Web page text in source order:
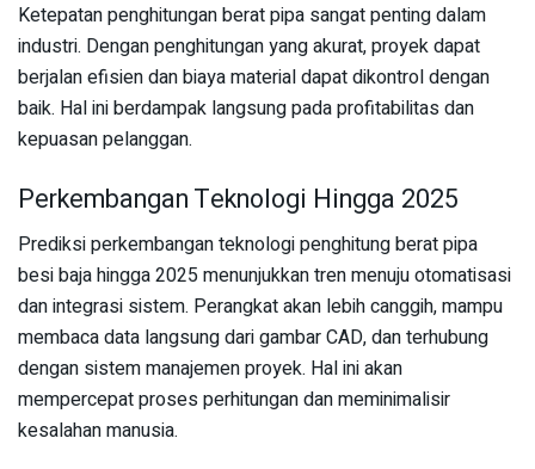
Ketepatan penghitungan berat pipa sangat penting dalam
industri. Dengan penghitungan yang akurat, proyek dapat
berjalan efisien dan biaya material dapat dikontrol dengan
baik. Hal ini berdampak langsung pada profitabilitas dan
kepuasan pelanggan.
Perkembangan Teknologi Hingga 2025
Prediksi perkembangan teknologi penghitung berat pipa
besi baja hingga 2025 menunjukkan tren menuju otomatisasi
dan integrasi sistem. Perangkat akan lebih canggih, mampu
membaca data langsung dari gambar CAD, dan terhubung
dengan sistem manajemen proyek. Hal ini akan
mempercepat proses perhitungan dan meminimalisir
kesalahan manusia.